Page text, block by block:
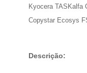
Kyocera TASKalfa
Copystar Ecosys
Descrição: